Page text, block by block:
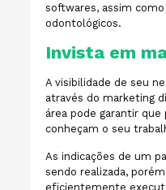
softwares, assim
odontológicos.
Invista em
A visibilidade de seu
através do marketing
área pode garantir
conheçam o seu
As indicações de um
sendo realizada,
eficientemente